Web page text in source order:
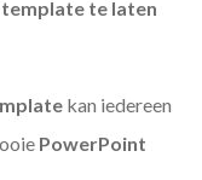
te laten
kan iedereen
PowerPoint